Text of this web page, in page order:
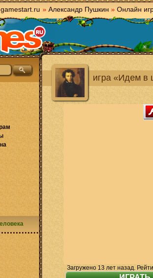
gamestart.ru » Александр Пушкин » Онлайн
игра «Идем в
Загружено 13 лет назад.